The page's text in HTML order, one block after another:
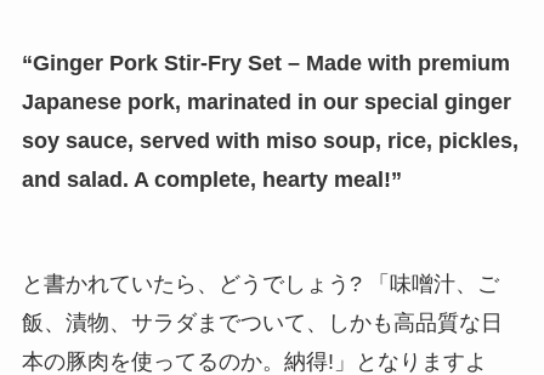
“Ginger Pork Stir-Fry Set – Made with premium
Japanese pork, marinated in our special ginger
soy sauce, served with miso soup, rice, pickles,
and salad. A complete, hearty meal!”
と書かれていたら、どうでしょう? 「味噌汁、ご
飯、漬物、サラダまでついて、しかも高品質な日
本の豚肉を使ってるのか。納得!」となりますよ